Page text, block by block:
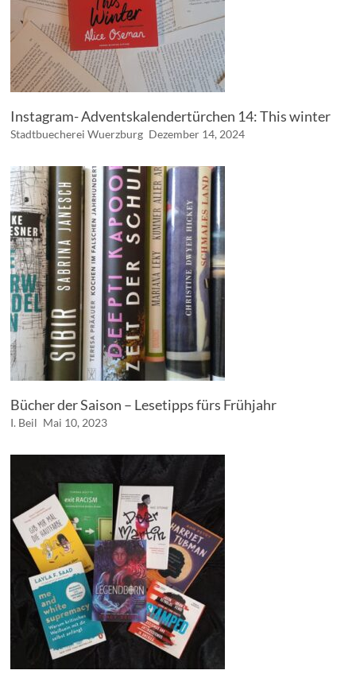
Instagram- Adventskalendertürchen 14: This winter
Stadtbuecherei Wuerzburg Dezember 14, 2024
Bücher der Saison – Lesetipps fürs Frühjahr
I. Beil Mai 10, 2023